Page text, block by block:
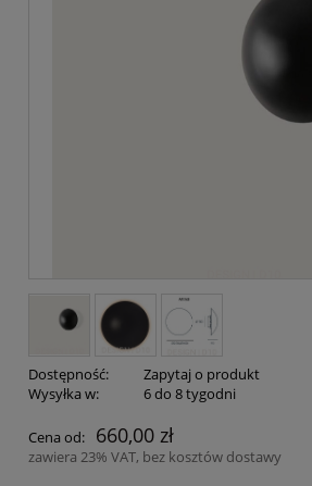
Dostępność:
Zapytaj o produkt
Wysyłka w:
6 do 8 tygodni
Cena od: 660,00 zł
zawiera 23% VAT, bez kosztów dostawy